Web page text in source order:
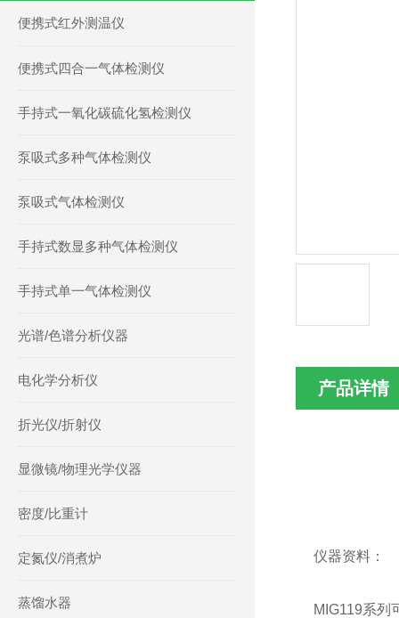
便携式红外测温仪
便携式四合一气体检测仪
手持式一氧化碳硫化氢检测仪
泵吸式多种气体检测仪
泵吸式气体检测仪
手持式数显多种气体检测仪
手持式单一气体检测仪
光谱/色谱分析仪器
电化学分析仪
折光仪/折射仪
显微镜/物理光学仪器
密度/比重计
定氮仪/消煮炉
蒸馏水器
产品详情
仪器资料：
MIG119系列